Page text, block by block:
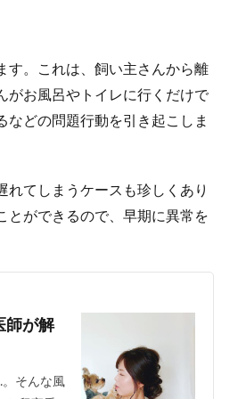
す。これは、飼い主さんから離
がお風呂やトイレに行くだけで
どの問題行動を引き起こしま
てしまうケースも珍しくあり
とができるので、早期に異常を
師が解
そんな風